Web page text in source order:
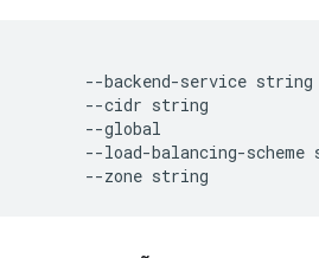
--backend-service
--cidr string
--global
--load-balancing-scheme